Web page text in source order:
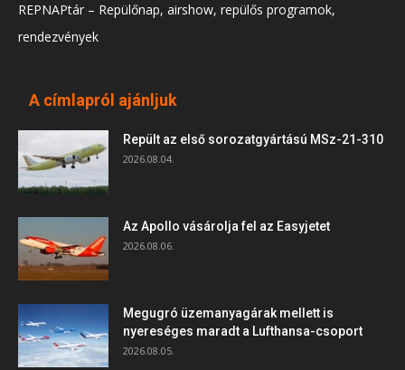
REPNAPtár – Repülőnap, airshow, repülős programok,
rendezvények
A címlapról ajánljuk
Repült az első sorozatgyártású MSz-21-310
2026.08.04.
Az Apollo vásárolja fel az Easyjetet
2026.08.06.
Megugró üzemanyagárak mellett is
nyereséges maradt a Lufthansa-csoport
2026.08.05.